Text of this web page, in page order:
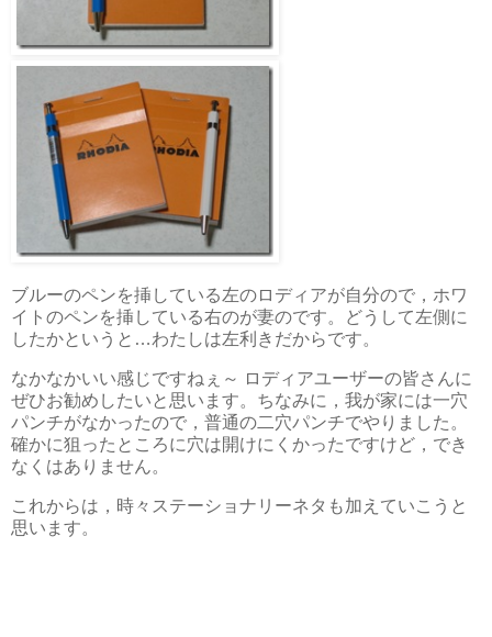
ブルーのペンを挿している左のロディアが自分ので，ホワ
イトのペンを挿している右のが妻のです。どうして左側に
したかというと…わたしは左利きだからです。
なかなかいい感じですねぇ～ ロディアユーザーの皆さんに
ぜひお勧めしたいと思います。ちなみに，我が家には一穴
パンチがなかったので，普通の二穴パンチでやりました。
確かに狙ったところに穴は開けにくかったですけど，でき
なくはありません。
これからは，時々ステーショナリーネタも加えていこうと
思います。